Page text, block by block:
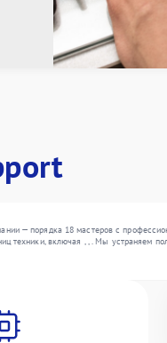
— порядка 18 мастеров с
техники, включая , , . Мы устраняем